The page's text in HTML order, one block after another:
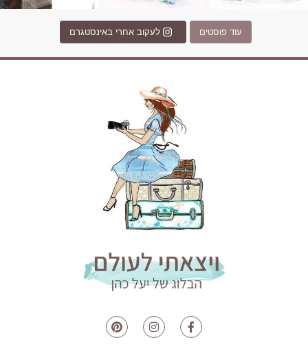
עוד פוסטים לעקוב אחרי באינסטגרם